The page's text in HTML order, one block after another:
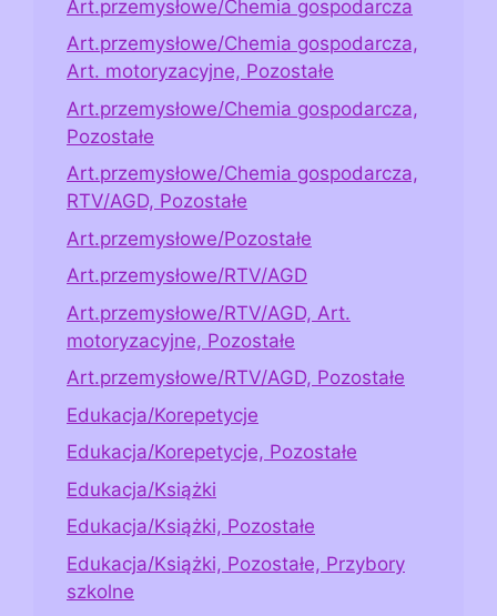
Art.przemysłowe/Chemia gospodarcza
Art.przemysłowe/Chemia gospodarcza,
Art. motoryzacyjne, Pozostałe
Art.przemysłowe/Chemia gospodarcza,
Pozostałe
Art.przemysłowe/Chemia gospodarcza,
RTV/AGD, Pozostałe
Art.przemysłowe/Pozostałe
Art.przemysłowe/RTV/AGD
Art.przemysłowe/RTV/AGD, Art.
motoryzacyjne, Pozostałe
Art.przemysłowe/RTV/AGD, Pozostałe
Edukacja/Korepetycje
Edukacja/Korepetycje, Pozostałe
Edukacja/Książki
Edukacja/Książki, Pozostałe
Edukacja/Książki, Pozostałe, Przybory
szkolne